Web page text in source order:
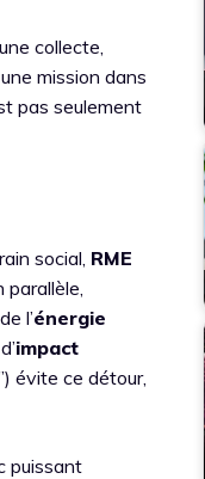
collecte,
mission dans
pas seulement
social, RME
parallèle,
l’énergie
impact
évite ce détour,
puissant